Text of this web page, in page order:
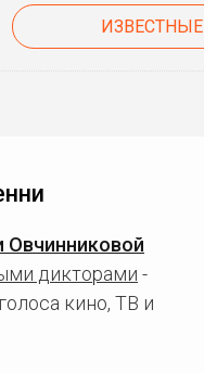
ИЗВЕСТНЫЕ
Овчинниковой
дикторами -
кино, ТВ и